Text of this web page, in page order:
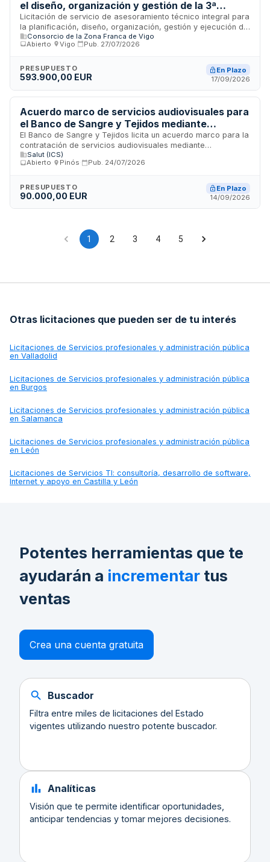
el diseño, organización y gestión de la 3ª
Edición del Congreso Económico Vigo Global
Summit
Licitación de servicio de asesoramiento técnico integral para
la planificación, diseño, organización, gestión y ejecución de
la tercera edición del Congreso Económico Vigo Global
Summit. El Consorcio de la Zona Franca de Vigo contrata
del evento, desde su concepción hasta su implementación
final. Este congreso económico constituye una iniciativa de
orientada a empresas y decisores económicos de la región.
Consorcio de la Zona Franca de Vigo
Abierto
Vigo Pub. 27/07/2026
PRESUPUESTO
593.900,00 EUR
En Plazo
17/09/2026
Acuerdo marco de servicios audiovisuales para
el Banco de Sangre y Tejidos mediante
homologación de proveedores
El Banco de Sangre y Tejidos licita un acuerdo marco para la
contratación de servicios audiovisuales mediante
homologación de múltiples proveedores. El procedimiento
permitirá seleccionar empresas proveedoras que cubran las
organismo durante la vigencia del acuerdo. Las empresas
acreditadas deberán designar un responsable de
coordinación y cumplir con obligaciones de confidencialidad,
derechos de imagen de las personas que aparezcan en los
trabajos encargados.
Salut (ICS)
Abierto
Pinós Pub. 24/07/2026
PRESUPUESTO
90.000,00 EUR
En Plazo
14/09/2026
1 2 3 4 5
Otras licitaciones que pueden ser de tu interés
Licitaciones de Servicios profesionales y administración pública
en Valladolid
Licitaciones de Servicios profesionales y administración pública
en Burgos
Licitaciones de Servicios profesionales y administración pública
en Salamanca
Licitaciones de Servicios profesionales y administración pública
en León
Licitaciones de Servicios TI: consultoría, desarrollo de software,
Internet y apoyo en Castilla y León
Potentes herramientas que te
ayudarán a incrementar tus
ventas
Crea una cuenta gratuita
Buscador
Filtra entre miles de licitaciones del Estado
vigentes utilizando nuestro potente buscador.
Analíticas
Visión que te permite identificar oportunidades,
anticipar tendencias y tomar mejores decisiones.